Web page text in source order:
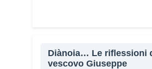
Diànoia… Le riflessioni
vescovo Giuseppe